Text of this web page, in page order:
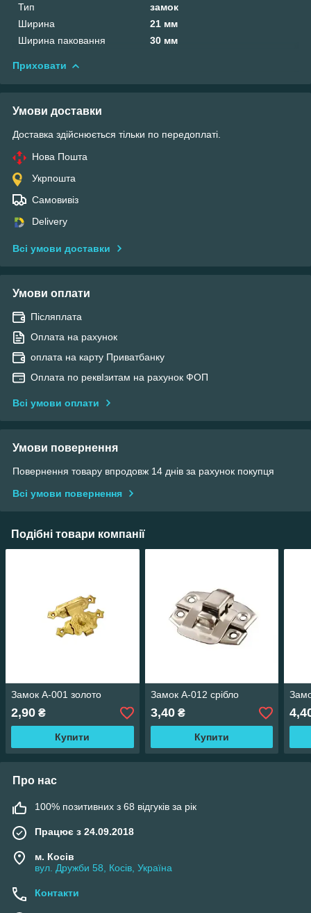
Тип
замок
Ширина
21 мм
Ширина паковання
30 мм
Приховати
Умови доставки
Доставка здійснюється тільки по передоплаті.
Нова Пошта
Укрпошта
Самовивіз
Delivery
Всі умови доставки
Умови оплати
Післяплата
Оплата на рахунок
оплата на карту Приватбанку
Оплата по реквІзитам на рахунок ФОП
Всі умови оплати
Умови повернення
Повернення товару впродовж 14 днів за рахунок покупця
Всі умови повернення
Подібні товари компанії
Замок А-001 золото
2,90 ₴
Купити
Замок А-012 срібло
3,40₴
Купити
Про нас
100% позитивних з 68 відгуків за рік
Працює з 24.09.2018
м. Косів
вул. Дружби 58, Косів, Україна
Контакти